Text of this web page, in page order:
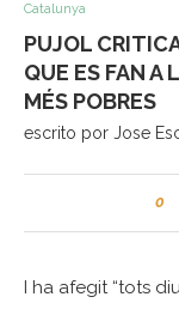
Catalunya
PUJOL
QUE ES FAN A
MÉS POBRES
escrito por Jose
0
I ha afegit “tots